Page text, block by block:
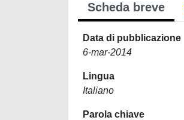
Scheda breve
Data di pubblicazione
6-mar-2014
Lingua
Italiano
Parola chiave